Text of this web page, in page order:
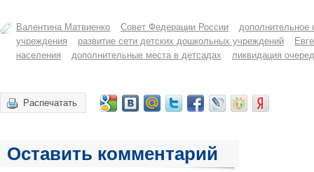
Валентина Матвиенко Совет Федерации России
дополнительное
учреждения
развитие сети детских дошкольных учреждений
населения
дополнительные места в детсадах ликвидация
Распечатать
Оставить комментарий